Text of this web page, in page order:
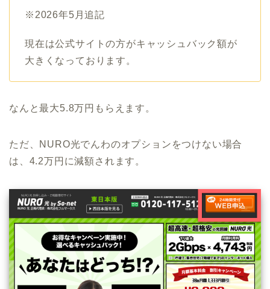
※2026年5月追記
現在は公式サイトの方がキャッシュバック額が
大きくなっております。
なんと最大5.8万円もらえます。
ただ、NURO光でんわのオプションをつけない場合
は、4.2万円に減額されます。